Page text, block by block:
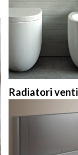
Radiatori